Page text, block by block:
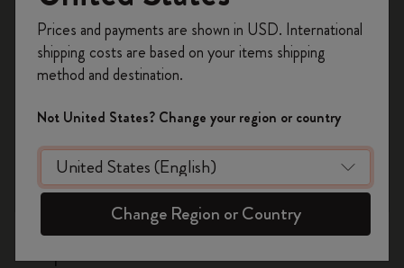
Spedizione & Consegna
Resi & Rimborsi
Garanzia
Sono previsti sconti per gli studenti?
Che cosa copre la garanzia Moleskine? Per quanto
tempo?
spedizione gratuita sul tuo primo ordine
usando il codiceWELCOME10.
Crea un account Moleskine per avere accesso
ad offerte, vantaggi e tanta ispirazione.
Registrati!
Prices and payments are shown in USD. International
shipping costs are based on your items shipping
method and destination.
Not United States? Change your region or country
Change Region or Country